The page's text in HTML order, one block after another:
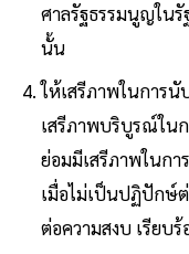
ศาลรัฐธรรมนูญใน
นั้น
ให้เสรีภาพในการ
เสรีภาพบริบูรณ์ใน
ย่อมมีเสรีภาพในก
เมื่อไม่เป็นปฏิปักษ์
ต่อความสงบ เรียบ